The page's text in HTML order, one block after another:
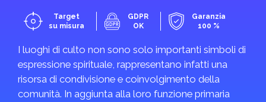
Target
su misura
GDPR
OK
Garanzia
100 %
I luoghi di culto non sono solo importanti simboli di
espressione spirituale, rappresentano infatti una
risorsa di condivisione e coinvolgimento della
comunità. In aggiunta alla loro funzione primaria